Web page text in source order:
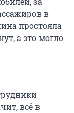
в
простояла
а это могло
всё в